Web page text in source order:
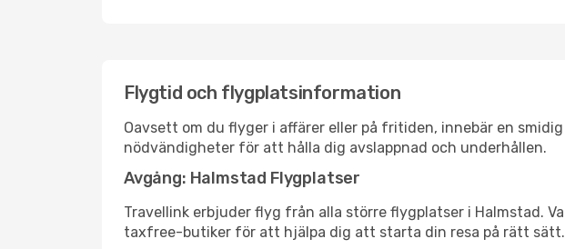
Flygtid och flygplatsinformation
Oavsett om du flyger i affärer eller på fritiden, innebär en
nödvändigheter för att hålla dig avslappnad och underhållen.
Avgång: Halmstad Flygplatser
Travellink erbjuder flyg från alla större flygplatser i Halmstad.
taxfree-butiker för att hjälpa dig att starta din resa på rätt sätt.